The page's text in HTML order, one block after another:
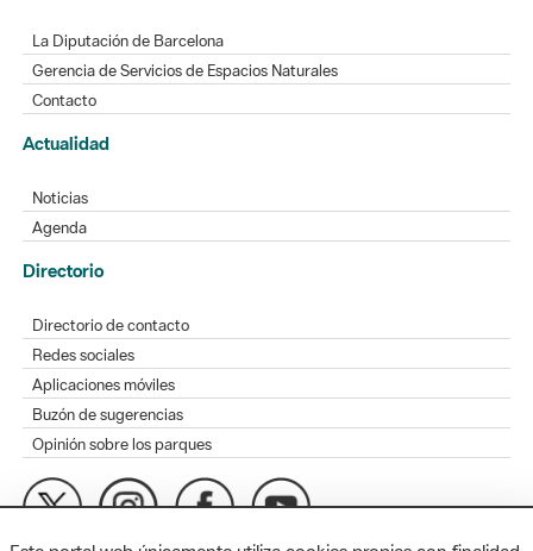
La Diputación de Barcelona
Gerencia de Servicios de Espacios Naturales
Contacto
Actualidad
Noticias
Agenda
Directorio
Directorio de contacto
Redes sociales
Aplicaciones móviles
Buzón de sugerencias
Opinión sobre los parques